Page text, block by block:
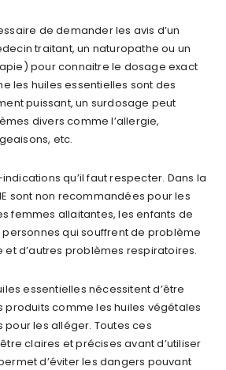
de demander les avis d’un
traitant, un naturopathe ou un
pour connaitre le dosage exact
les huiles essentielles sont des
puissant, un surdosage peut
divers comme l’allergie,
etc.
qu’il faut respecter. Dans la
sont non recommandées pour les
femmes allaitantes, les enfants de
qui souffrent de problème
et d’autres problèmes respiratoires.
essentielles nécessitent d’être
produits comme les huiles végétales
pour les alléger. Toutes ces
claires et précises avant d’utiliser
d’éviter les dangers pouvant